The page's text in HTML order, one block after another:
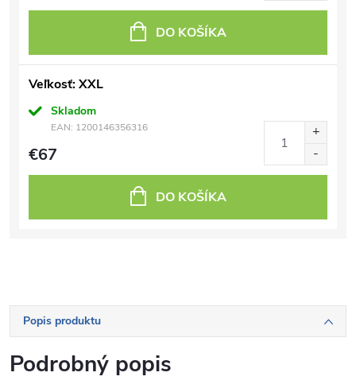
DO KOŠÍKA
Veľkosť: XXL
Skladom
EAN: 1200146356316
€67
DO KOŠÍKA
Popis produktu
Podrobný popis